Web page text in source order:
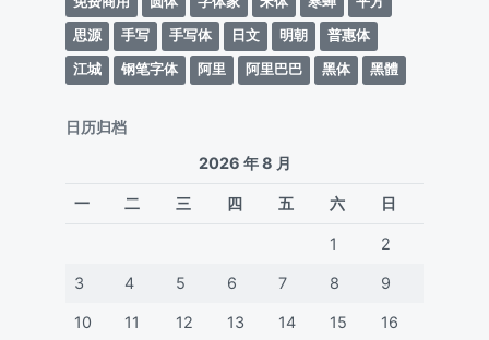
思源
手写 手写体 日文 明朝
普惠体
江城
钢笔字体 阿里 阿里巴巴 黑体 黑體
日历归档
2026 年 8 月
一 二 三 四 五 六 日
1 2
3 4 5 6 7 8 9
10 11 12 13 14 15 16